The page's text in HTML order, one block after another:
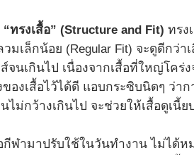
ทรงเสื้อ” (Structure and Fit) ทรง
มเล็กน้อย (Regular Fit) จะดูดีกว่
ส์จนเกินไป เนื่องจากเสื้อที่ใหญ่โค
ของเสื้อไว้ได้ดี แอบกระซิบนิดๆ ว่
ไม่กว้างเกินไป จะช่วยให้เสื้อดูเนี้
กีฬามาปรับใช้ในวันทำงาน ไม่ได้ห